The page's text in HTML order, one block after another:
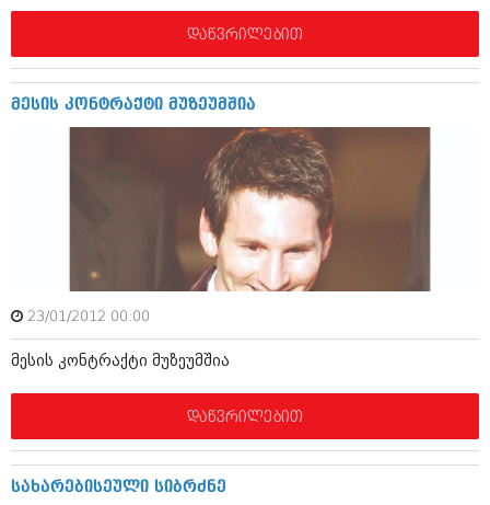
სექტემბერი 2014 (394)
აგვისტო 2014 (248)
ივლისი 2014 (313)
ივნისი 2014 (366)
მაისი 2014 (313)
მარტი 2014 (413)
თებერვალი 2014 (318)
იანვარი 2014 (297)
დეკემბერი 2013 (365)
ნოემბერი 2013 (279)
ოქტომბერი 2013 (256)
სექტემბერი 2013 (368)
ივლისი 2013 (182)
ივნისი 2013 (212)
მაისი 2013 (259)
მარტი 2013 (352)
იანვარი 2013 (334)
ნოემბერი 2012 (295)
დაწვრილებით
მესის კონტრაქტი მუზეუმშია
23/01/2012 00:00
მესის კონტრაქტი მუზეუმშია
დაწვრილებით
სახარებისეული სიბრძნე